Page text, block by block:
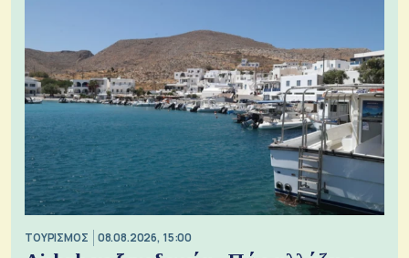
ΤΟΥΡΙΣΜΟΣ 08.08.2026, 15:00